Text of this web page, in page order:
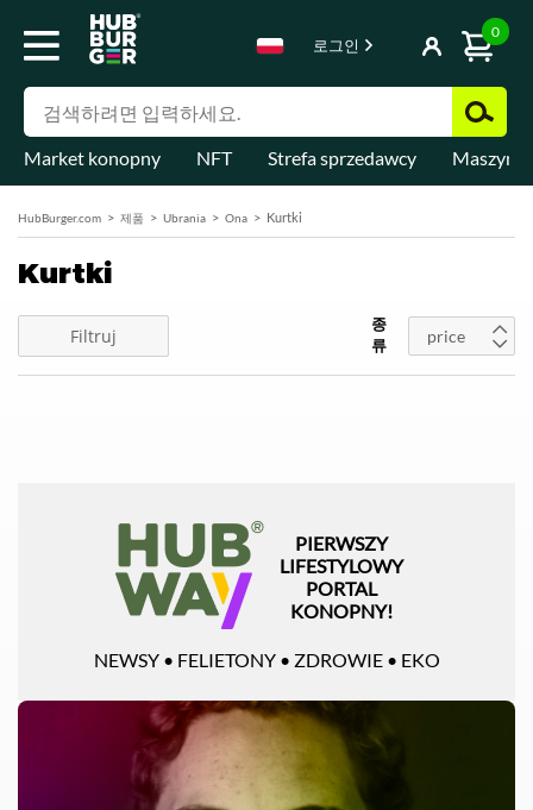
로그인
0
Market konopny NFT Strefa sprzedawcy Maszyny
HubBurger.com 제품 Ubrania Ona Kurtki
Kurtki
Filtruj
종
류
price
PIERWSZY
LIFESTYLOWY
PORTAL
KONOPNY!
NEWSY • FELIETONY • ZDROWIE • EKO